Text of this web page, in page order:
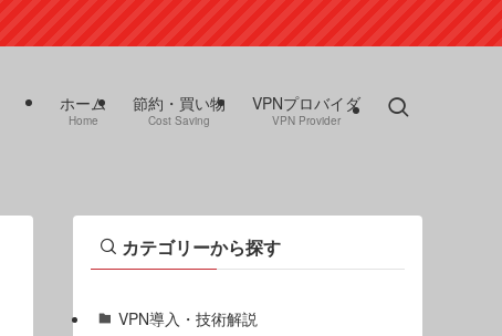
ホーム
Home
節約・買い物
Cost Saving
VPNプロバイダ
VPN Provider
カテゴリーから探す
VPN導入・技術解説